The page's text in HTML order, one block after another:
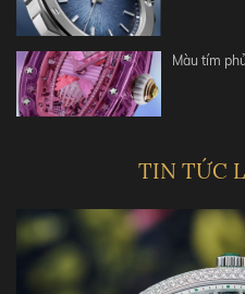
Màu tím
TIN TỨC